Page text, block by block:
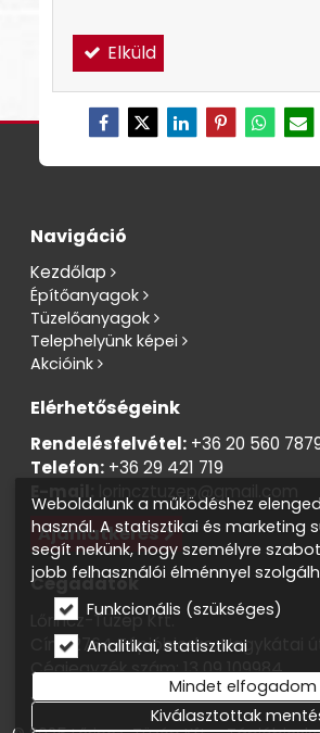
Elküld
Navigáció
Kezdőlap
Építőanyagok
Tüzelőanyagok
Telephelyünk képei
Akcióink
Elérhetőségeink
Rendelésfelvétel: +36 20 560
Telefon: +36 29 421 719
E-mail: lorincztuzep@gmail.com
Ajánlatkérés
Cégadatok
Lőrincz-Tüzép Kft.
Cím: 2764 Tápióbicske, Nagykátai
Cégjegyzék szám: 13 09 109984
Adószám: 13819138-2-13
Weboldalunk a működéshez
használ. A statisztikai és marketing
segít nekünk, hogy személyre
jobb felhasználói élménnyel
Funkcionális (szükséges)
Analitikai, statisztikai
Mindet elfogadom
Kiválasztottak